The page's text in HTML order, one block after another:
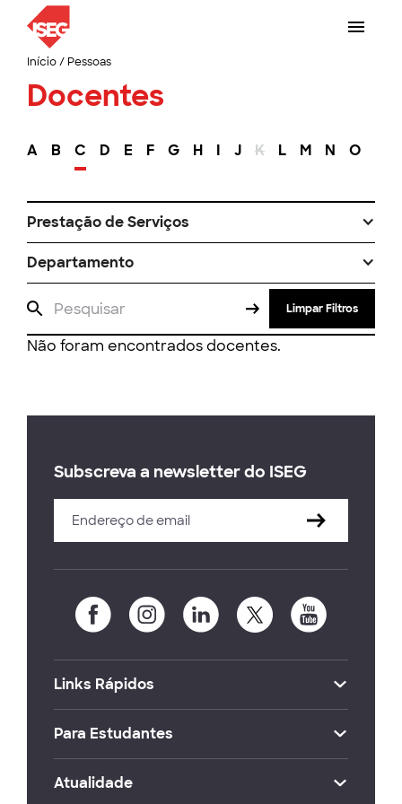
Início/ Pessoas
Docentes
A B C D E F G H I J K L M N O
Prestação de Serviços
Departamento
Limpar Filtros
Não foram encontrados docentes.
Subscreva a newsletter do ISEG
Links Rápidos
Para Estudantes
Atualidade